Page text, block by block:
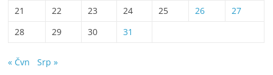
21
22 23 24 25 26
27
28
29 30 31
« Čvn Srp »